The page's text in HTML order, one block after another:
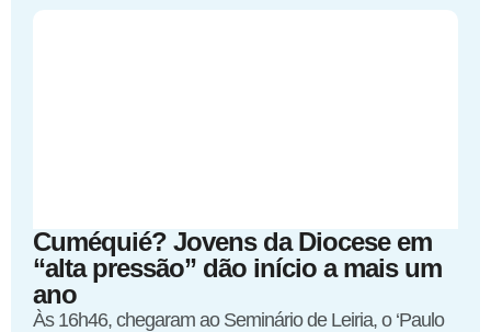
Cuméquié? Jovens da Diocese em
“alta pressão” dão início a mais um
ano
Às 16h46, chegaram ao Seminário de Leiria, o ‘Paulo